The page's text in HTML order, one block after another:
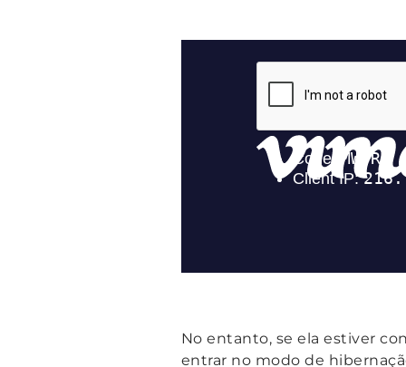
No entanto, se ela estiver
entrar no modo de